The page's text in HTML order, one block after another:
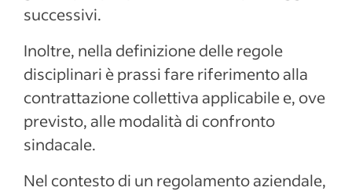
successivi.
Inoltre, nella definizione delle regole
disciplinari è prassi fare riferimento alla
contrattazione collettiva applicabile e, ove
previsto, alle modalità di confronto
sindacale.
Nel contesto di un regolamento aziendale,